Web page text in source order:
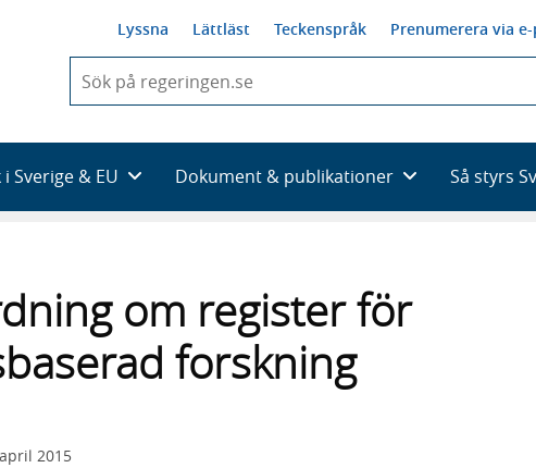
Lyssna Lättläst Teckenspråk Prenumerera via
du
skriva
framträder
en
Sverige & EU Dokument & publikationer Så styrs
om register för
forskning
2015